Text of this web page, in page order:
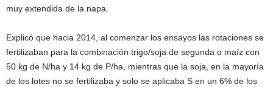
muy extendida de la napa.
Explicó que hacia 2014, al comenzar los ensayos las rotaciones se
fertilizaban para la combinación trigo/soja de segunda o maíz con
50 kg de N/ha y 14 kg de P/ha, mientras que la soja, en la mayoría
de los lotes no se fertilizaba y solo se aplicaba S en un 6% de los